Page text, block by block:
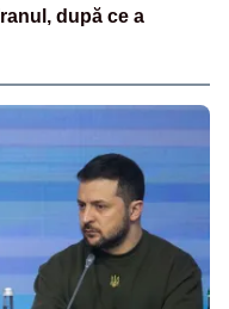
după ce a